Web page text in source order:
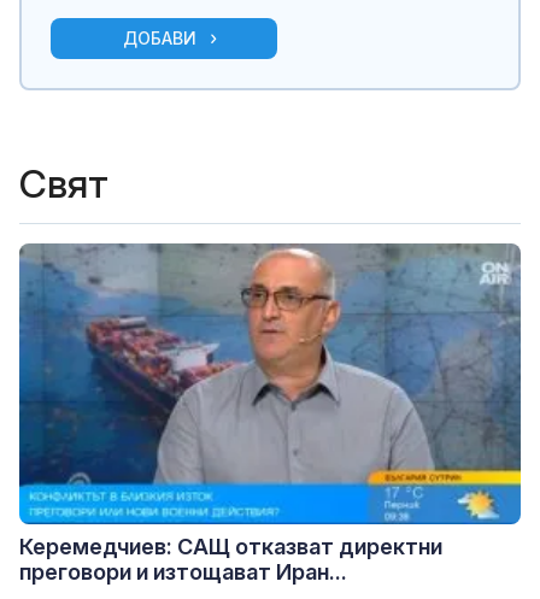
ДОБАВИ
Свят
Керемедчиев: САЩ отказват директни
преговори и изтощават Иран...